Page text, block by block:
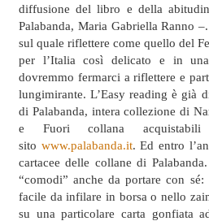
diffusione del libro e della
Palabanda, Maria Gabriella Ranno
sul quale riflettere come quello del
per l’Italia così delicato e in
dovremmo fermarci a riflettere e
lungimirante. L’Easy reading è già
di Palabanda, intera collezione di
e Fuori collana
sito www.palabanda.it. Ed entro
cartacee delle collane di
“comodi” anche da portare con
facile da infilare in borsa o nello
su una particolare carta gonfiata